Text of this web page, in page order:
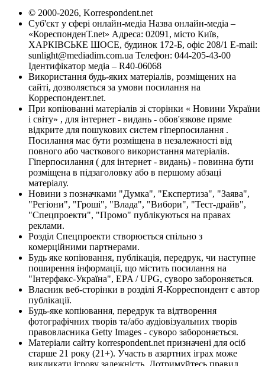
© 2000-2026, Korrespondent.net
Суб'єкт у сфері онлайн-медіа Назва онлайн-медіа –
«КореспонденТ.net» Адреса: 02091, місто Київ,
ХАРКІВСЬКЕ ШОСЕ, будинок 172-Б, офіс 208/1 E-mail:
sunlight@mediadim.com.ua Телефон: 044-205-43-00
Ідентифікатор медіа – R40-06068
Використання будь-яких матеріалів, розміщених на
сайті, дозволяється за умови посилання на
Корреспондент.net.
При копіюванні матеріалів зі сторінки « Новини України
і світу» , для інтернет - видань - обов'язкове пряме
відкрите для пошукових систем гіперпосилання .
Посилання має бути розміщена в незалежності від
повного або часткового використання матеріалів.
Гіперпосилання ( для інтернет - видань) - повинна бути
розміщена в підзаголовку або в першому абзаці
матеріалу.
Новини з позначками "Думка", "Експертиза", "Заява",
"Регіони", "Гроші", "Влада", "Вибори", "Тест-драйв",
"Спецпроекти", "Промо" публікуються на правах
реклами.
Розділ Спецпроекти створюється спільно з
комерційними партнерами.
Будь яке копіювання, публікація, передрук, чи наступне
поширення інформації, що містить посилання на
"Інтерфакс-Україна", EPA / UPG, суворо забороняється.
Власник веб-сторінки в розділі Я-Корреспондент є автор
публікації.
Будь-яке копіювання, передрук та відтворення
фотографічних творів та/або аудіовізуальних творів
правовласника Getty Images - суворо забороняється.
Матеріали сайту korrespondent.net призначені для осіб
старше 21 року (21+). Участь в азартних іграх може
викликати ігрову залежність. Дотримуйтесь правил